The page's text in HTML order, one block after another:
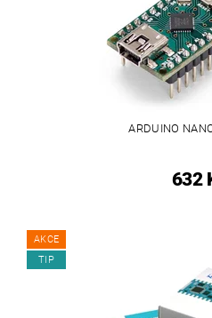
ARDUINO
632
AKCE
TIP